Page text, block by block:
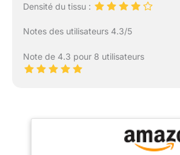
Densité du tissu :
Notes des utilisateurs 4.3/5
Note de 4.3 pour 8 utilisateurs